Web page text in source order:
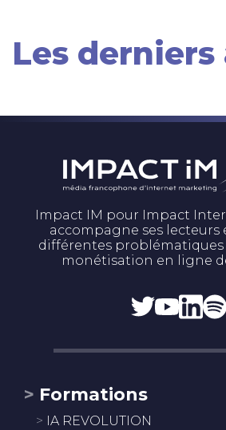
Les
Impact IM pour Impact
accompagne ses lecteurs
différentes
monétisation en ligne
Formations
IA REVOLUTION